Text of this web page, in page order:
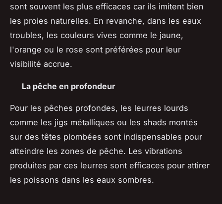
sont souvent les plus efficaces car ils imitent bien
les proies naturelles. En revanche, dans les eaux
troubles, les couleurs vives comme le jaune,
l'orange ou le rose sont préférées pour leur
visibilité accrue.
La pêche en profondeur
Pour les pêches profondes, les leurres lourds
comme les jigs métalliques ou les shads montés
sur des têtes plombées sont indispensables pour
atteindre les zones de pêche. Les vibrations
produites par ces leurres sont efficaces pour attirer
les poissons dans les eaux sombres.